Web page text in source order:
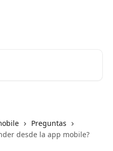
Preguntas
desde la app mobile?